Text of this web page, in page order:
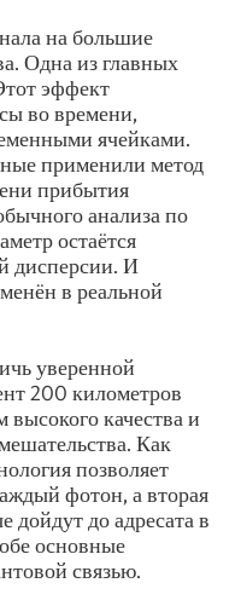
на большие
Одна из главных
эффект
во времени,
ячейками.
применили метод
прибытия
анализа по
остаётся
дисперсии. И
в реальной
уверенной
200 километров
качества и
Как
позволяет
фотон, а вторая
дойдут до адресата в
основные
связью.